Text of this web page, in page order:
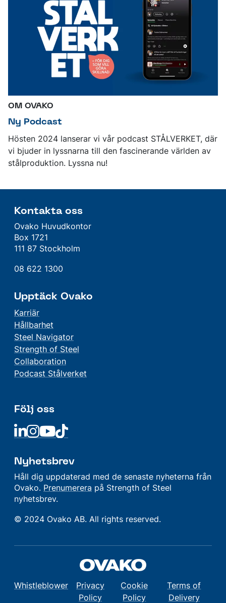
OM OVAKO
Ny Podcast
Hösten 2024 lanserar vi vår podcast STÅLVERKET, där
vi bjuder in lyssnarna till den fascinerande världen av
stålproduktion. Lyssna nu!
Kontakta oss
Ovako Huvudkontor
Box 1721
111 87 Stockholm
08 622 1300
Upptäck Ovako
Karriär
Hållbarhet
Steel Navigator
Strength of Steel
Collaboration
Podcast Stålverket
Följ oss
Linkedin
Linkedin
LinkedinLinkedin
Nyhetsbrev
Håll dig uppdaterad med de senaste nyheterna från
Ovako. Prenumerera på Strength of Steel
nyhetsbrev.
© 2024 Ovako AB. All rights reserved.
Whistleblower
Privacy
Policy
Cookie
Policy
Terms of
Delivery